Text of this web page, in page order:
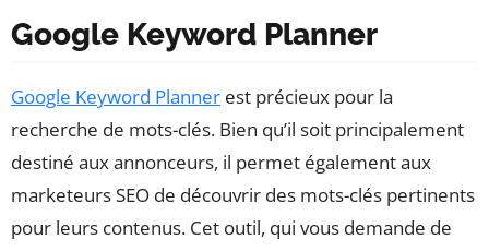
Google Keyword Planner
Google Keyword Planner est précieux pour la
recherche de mots-clés. Bien qu’il soit principalement
destiné aux annonceurs, il permet également aux
marketeurs SEO de découvrir des mots-clés pertinents
pour leurs contenus. Cet outil, qui vous demande de